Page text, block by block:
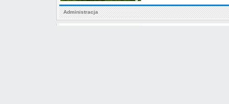
Administracja